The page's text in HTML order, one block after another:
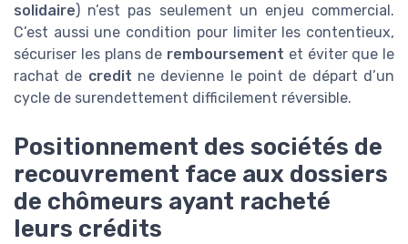
solidaire) n’est pas seulement un enjeu commercial.
C’est aussi une condition pour limiter les contentieux,
sécuriser les plans de remboursement et éviter que le
rachat de credit ne devienne le point de départ d’un
cycle de surendettement difficilement réversible.
Positionnement des sociétés de
recouvrement face aux dossiers
de chômeurs ayant racheté
leurs crédits